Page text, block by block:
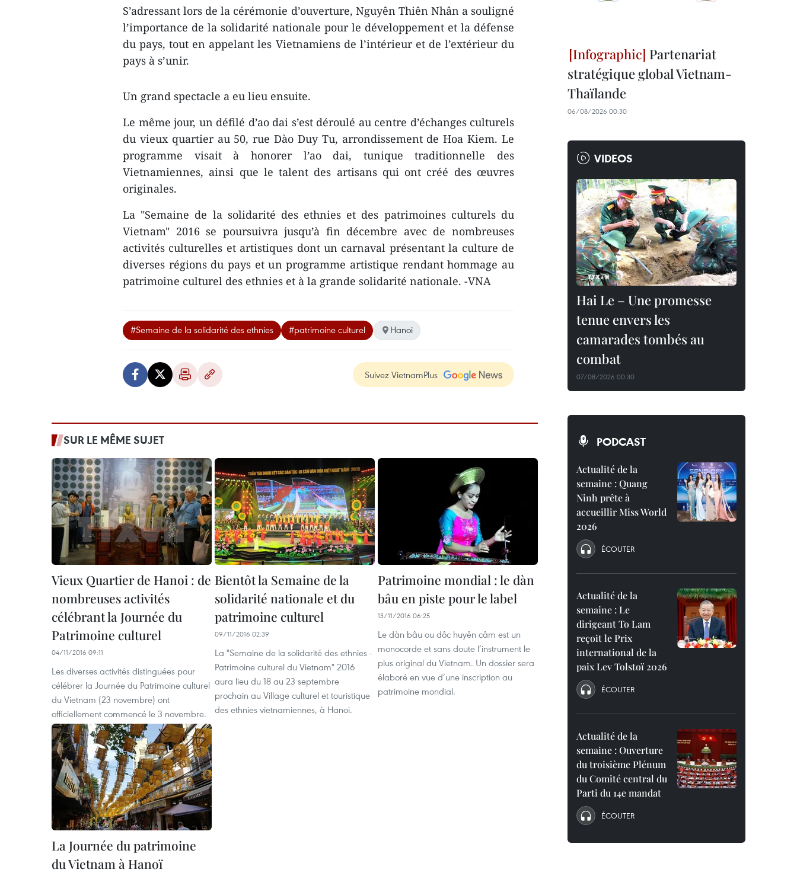
S’adressant lors de la cérémonie d’ouverture, Nguyên Thiên Nhân a souligné
l’importance de la solidarité nationale pour le développement et la défense
du pays, tout en appelant les Vietnamiens ​de l’intérieur et de l’extérieur du
pays à s’unir.
Un grand spectacle a eu lieu ensuite.
Le même jour, un défilé d’ao dai s’est déroulé au centre d’échanges culturels
du vieux quartier au 50, rue Dào Duy Tu, arrondissement de Hoa Kiem. Le
programme visa​it à honorer l’ao dai, tunique traditionnelle des
Vietnamiennes, ainsi que le talent des artisans qui ont créé des œuvres
origina​les.
La "Semaine de la solidarité des ethnies ​et des patrimoines culturels du
Vietnam" 2016 se poursuivra jusqu’à fin décembre avec de nombreuses
activités culturelles et artistiques dont un carnaval présentant la culture de
diverses régions du pays et un programme artistique rendant hommage au
patrimoine culturel des ethnies et à la grande solidarité nationale. -VNA
#Semaine de la solidarité des ethnies #patrimoine culturel Hanoi
Suivez VietnamPlus
SUR LE MÊME SUJET
Vieux Quartier de Hanoi : de
nombreuses activités
célébrant la Journée du
Patrimoine culturel
04/11/2016 09:11
Les diverses activités distinguées pour
célébrer la Journée du Patrimoine culturel
du Vietnam (23 novembre) ont
officiellement commencé le 3 novembre.
Bientôt la Semaine de la
solidarité nationale et du
patrimoine culturel
09/11/2016 02:39
La "Semaine de la solidarité des ethnies -
Patrimoine culturel du Vietnam" 2016
aura lieu du 18 au 23 septembre
prochain ​au Village culturel et touristique
des ethnies vietnamiennes, à Hanoi.
Patrimoine mondial : le dàn
bâu en piste pour le label
13/11/2016 06:25
Le dàn bâu ou dôc huyên câm est un
monocorde et sans doute l’instrument le
plus original du Vietnam. Un dossier sera
élaboré en vue d’une inscription au
patrimoine mondial.
La Journée du patrimoine
du Vietnam à Hanoï
Partenariat
stratégique global Vietnam-
Thaïlande
06/08/2026 00:30
VIDEOS
Hai Le – Une promesse
tenue envers les
camarades tombés au
combat
07/08/2026 00:30
PODCAST
Actualité de la
semaine : Quang
Ninh prête à
accueillir Miss World
2026
ÉCOUTER
Actualité de la
semaine : Le
dirigeant To Lam
reçoit le Prix
international de la
paix Lev Tolstoï 2026
ÉCOUTER
Actualité de la
semaine : Ouverture
du troisième Plénum
du Comité central du
Parti du 14e mandat
ÉCOUTER